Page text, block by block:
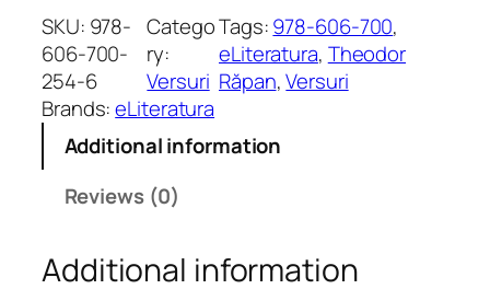
b
î
n
l
u
SKU: 978-
606-700-
254-6
Catego
ry:
Versuri
Tags:978-606-700
eLiteratura, Theodor
Răpan, Versuri
Brands:eLiteratura
Additional information
Reviews (0)
Additional information